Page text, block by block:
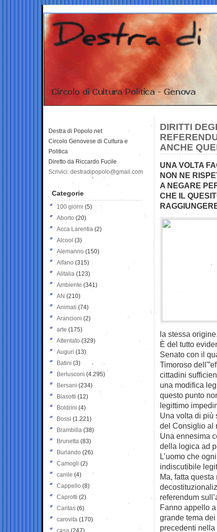
DIRITTI
ANCHE
UNA VOLTA
NON NE
A NEGARE
CHE IL
la stessa
È del tutto
Senato con il
Timoroso
cittadini
una modifica
questo punto
legittimo
Una volta di più
del Consiglio al
Una ennesima
della logica ad
L’uomo che
indiscutibile
Ma, fatta
referendum
Fanno appello
grande tema
precedenti
Destra di Popolo.net
Circolo Genovese di Cultura e
Politica
Diretto da Riccardo Fucile
Scrivici: destradipopolo@gmail.com
Categorie
100 giorni (5)
Aborto (20)
Acca Larentia (2)
Alcool (3)
Alemanno (150)
Alfano (315)
Alitalia (123)
Ambiente (341)
AN (210)
Animali (74)
Arancioni (2)
arte (175)
Attentato (329)
Auguri (13)
Batini (3)
Berlusconi (4.295)
Bersani (234)
Biasotti (12)
Boldrini (4)
Bossi (1.221)
Brambilla (38)
Brunetta (83)
Burlando (26)
Camogli (2)
canile (4)
Cappello (8)
Caprotti (2)
Caritas (6)
carovita (170)
casa (247)